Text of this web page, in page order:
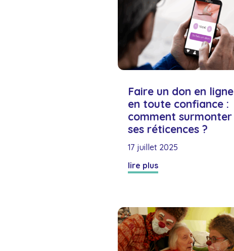
Faire un don en ligne
en toute confiance :
comment surmonter
ses réticences ?
17 juillet 2025
lire plus